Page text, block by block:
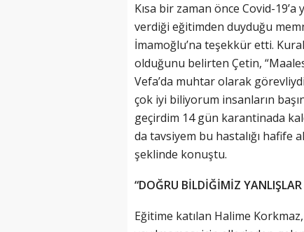
Kısa bir zaman önce Covid-
verdiği eğitimden duyduğu
İmamoğlu’na teşekkür etti.
olduğunu belirten Çetin,
Vefa’da muhtar olarak
çok iyi biliyorum insanların
geçirdim 14 gün karantinada
da tavsiyem bu hastalığı hafife
şeklinde konuştu.
“DOĞRU BİLDİĞİMİZ YANLIŞLAR
Eğitime katılan Halime